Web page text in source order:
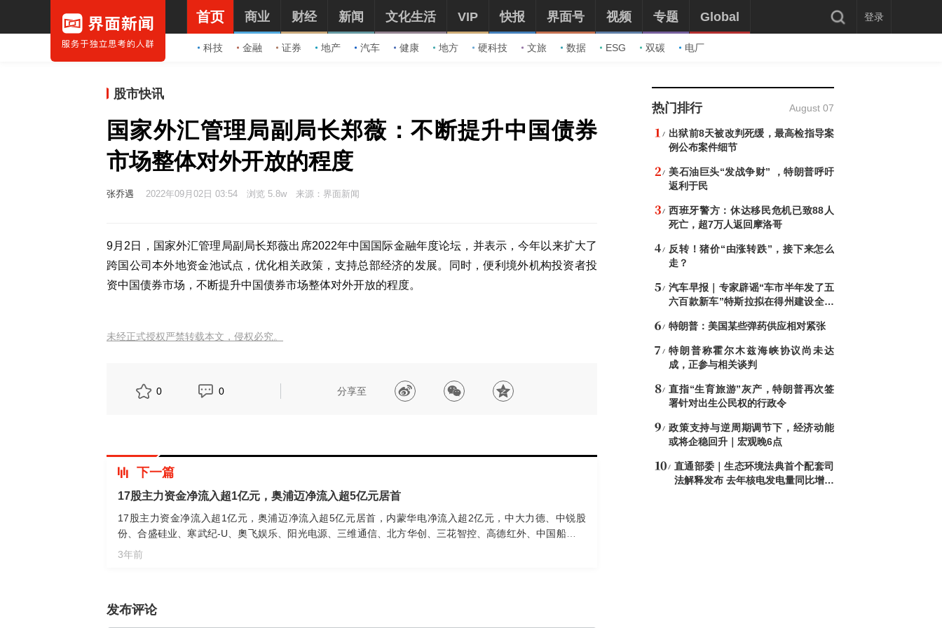
首页
科技 金融 证券 地产 汽车 健康 地方 硬科技 文旅 数据 ESG 双碳 电厂
商业 财经 新闻 文化生活 VIP 快报 界面号 视频 专题 Global 登录
股市快讯
国家外汇管理局副局长郑薇：不断提升中国债券
市场整体对外开放的程度
张乔遇 2022年09月02日 03:54 浏览 5.8w 来源：界面新闻
9月2日，国家外汇管理局副局长郑薇出席2022年中国国际金融年度论坛，并表示，今年以来扩大了
跨国公司本外地资金池试点，优化相关政策，支持总部经济的发展。同时，便利境外机构投资者投
资中国债券市场，不断提升中国债券市场整体对外开放的程度。
未经正式授权严禁转载本文，侵权必究。
0 0 分享至
下一篇
17股主力资金净流入超1亿元，奥浦迈净流入超5亿元居首
17股主力资金净流入超1亿元，奥浦迈净流入超5亿元居首，内蒙华电净流入超2亿元，中大力德、中锐股
份、合盛硅业、寒武纪-U、奧飞娱乐、阳光电源、三维通信、北方华创、三花智控、高德红外、中国船舶等
净流入额居前。
3年前
发布评论
热门排行 August 07
出狱前8天被改判死缓，最高检指导案
例公布案件细节
美石油巨头“发战争财” ，特朗普呼吁
返利于民
西班牙警方：休达移民危机已致88人
死亡，超7万人返回摩洛哥
反转！猪价“由涨转跌”，接下来怎么
走？
汽车早报｜专家辟谣“车市半年发了五
六百款新车”特斯拉拟在得州建设全球
特朗普：美国某些弹药供应相对紧张
特朗普称霍尔木兹海峡协议尚未达
成，正参与相关谈判
直指“生育旅游”灰产，特朗普再次签
署针对出生公民权的行政令
政策支持与逆周期调节下，经济动能
或将企稳回升｜宏观晚6点
直通部委｜生态环境法典首个配套司
法解释发布 去年核电发电量同比增加